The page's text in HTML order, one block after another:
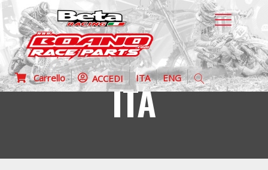
Carrello ACCEDI ITA ENG
ITA